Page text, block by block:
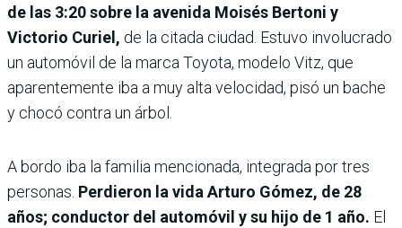
de las 3:20 sobre la avenida Moisés Bertoni y
Victorio Curiel, de la citada ciudad. Estuvo involucrado
un automóvil de la marca Toyota, modelo Vitz, que
aparentemente iba a muy alta velocidad, pisó un bache
y chocó contra un árbol.
A bordo iba la familia mencionada, integrada por tres
personas. Perdieron la vida Arturo Gómez, de 28
años; conductor del automóvil y su hijo de 1 año. El